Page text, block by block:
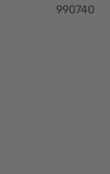
990740